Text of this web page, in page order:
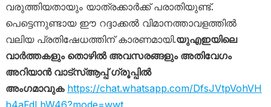
വരുത്തിയതായും യാത്രക്കാർക്ക് പരാതിയുണ്ട്.
പെട്ടെന്നുണ്ടായ ഈ റദ്ദാക്കൽ വിമാനത്താവളത്തിൽ
വലിയ പ്രതിഷേധത്തിന് കാരണമായി.യുഎഇയിലെ
വാർത്തകളും തൊഴിൽ അവസരങ്ങളും അതിവേഗം
അറിയാൻ വാട്സ്ആപ്പ് ഗ്രൂപ്പിൽ
അംഗമാവുക https://chat.whatsapp.com/DfsJVtpVohVH
b4aFdLbW46?mode=wwt